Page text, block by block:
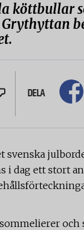
köttbullar
DELA
dag ett stort